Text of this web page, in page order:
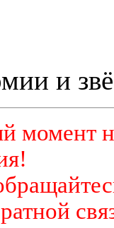
и
момент